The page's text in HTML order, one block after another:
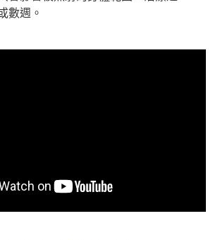
數週。